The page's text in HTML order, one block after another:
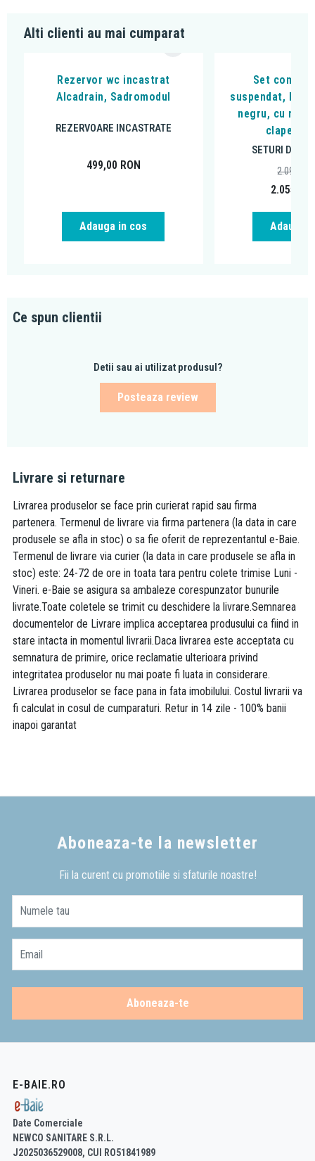
Alti clienti au mai cumparat
Rezervor wc incastrat
Alcadrain, Sadromodul
REZERVOARE INCASTRATE
499,00 RON
Adauga in cos
Set
suspendat,
negru, cu
clapeta
SETURI DE
2.055,06
2.097,01
Adauga
Ce spun clientii
Detii sau ai utilizat produsul?
Posteaza review
Livrare si returnare
Livrarea produselor se face prin curierat rapid sau firma
partenera. Termenul de livrare via firma partenera (la data in care
produsele se afla in stoc) o sa fie oferit de reprezentantul e-Baie.
Termenul de livrare via curier (la data in care produsele se afla in
stoc) este: 24-72 de ore in toata tara pentru colete trimise Luni -
Vineri. e-Baie se asigura sa ambaleze corespunzator bunurile
livrate.Toate coletele se trimit cu deschidere la livrare.Semnarea
documentelor de Livrare implica acceptarea produsului ca fiind in
stare intacta in momentul livrarii.Daca livrarea este acceptata cu
semnatura de primire, orice reclamatie ulterioara privind
integritatea produselor nu mai poate fi luata in considerare.
Livrarea produselor se face pana in fata imobilului. Costul livrarii va
fi calculat in cosul de cumparaturi. Retur in 14 zile - 100% banii
inapoi garantat
Aboneaza-te la newsletter
Fii la curent cu promotiile si sfaturile noastre!
Numele tau
Email
Aboneaza-te
E-BAIE.RO
Date Comerciale
NEWCO SANITARE S.R.L.
J2025036529008, CUI RO51841989